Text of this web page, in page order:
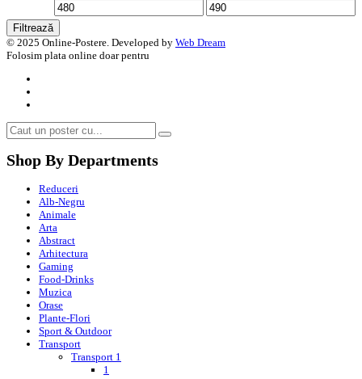
Preț
minim
Preț
Filtrează
© 2025 Online-Postere. Developed by Web Dream
Folosim plata online doar pentru
Shop By Departments
Reduceri
Alb-Negru
Animale
Arta
Abstract
Arhitectura
Gaming
Food-Drinks
Muzica
Orase
Plante-Flori
Sport & Outdoor
Transport
Transport 1
1